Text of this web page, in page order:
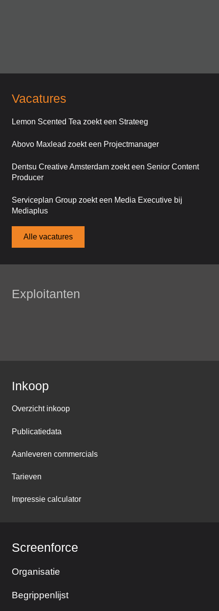
Vacatures
Lemon Scented Tea zoekt een Strateeg
Abovo Maxlead zoekt een Projectmanager
Dentsu Creative Amsterdam zoekt een Senior Content
Producer
Serviceplan Group zoekt een Media Executive bij
Mediaplus
Alle vacatures
Exploitanten
Inkoop
Overzicht inkoop
Publicatiedata
Aanleveren commercials
Tarieven
Impressie calculator
Screenforce
Organisatie
Begrippenlijst